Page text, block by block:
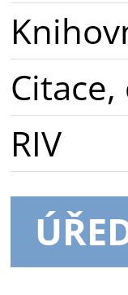
RIV